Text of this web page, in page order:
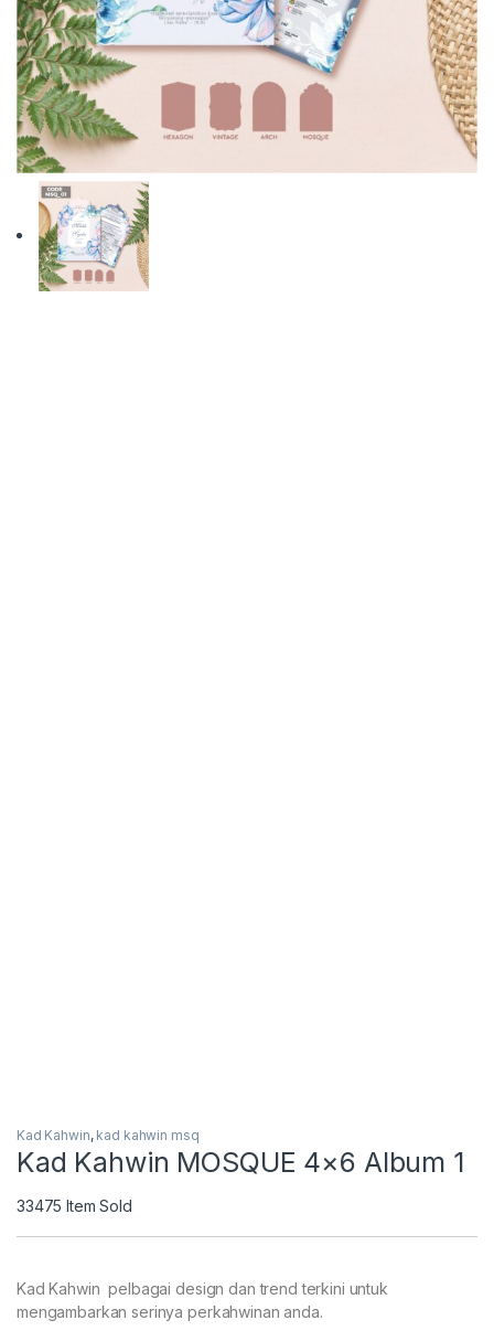
Kad Kahwin, kad kahwin msq
Kad Kahwin MOSQUE 4×6 Album 1
33475 Item Sold
Kad Kahwin pelbagai design dan trend terkini untuk
mengambarkan serinya perkahwinan anda.